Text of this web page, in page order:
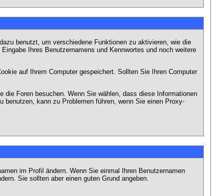
benutzt, um verschiedene Funktionen zu aktivieren, wie die
Ihres Benutzernamens und Kennwortes und noch weitere
auf Ihrem Computer gespeichert. Sollten Sie Ihren Computer
Foren besuchen. Wenn Sie wählen, dass diese Informationen
kann zu Problemen führen, wenn Sie einen Proxy-
im Profil ändern. Wenn Sie einmal Ihren Benutzernamen
Sie sollten aber einen guten Grund angeben.